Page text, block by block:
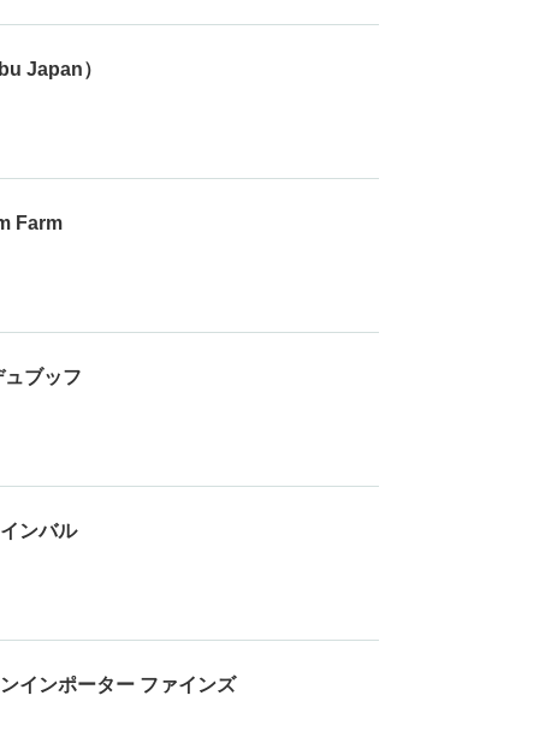
Japan）
Farm
ブッフ
ンバル
インポーター ファインズ